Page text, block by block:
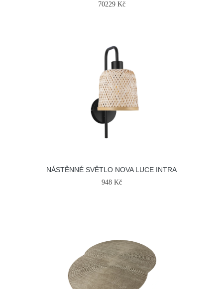
70229 Kč
NÁSTĚNNÉ SVĚTLO NOVA LUCE INTRA
948 Kč